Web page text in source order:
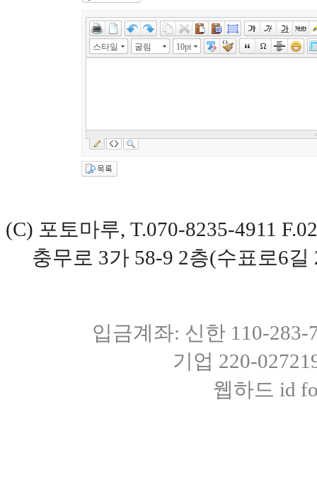
스타일 굴림 10pt
(C) 포토마루, T.070-8235-4911
충무로 3가 58-9 2층(수표로6
입금계좌: 신한 110-
기업 220-
웹하드 id